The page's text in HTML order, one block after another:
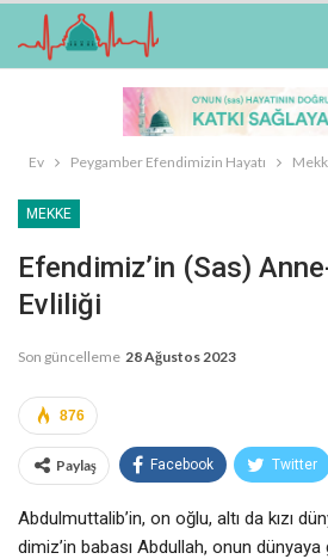
Ev Peygamber Efendimizin Hayatı
MEKKE
Efendimiz’in (sas)
Evliliği
Son güncelleme 28 Ağustos 2023
876
Paylaş Facebook Twitter
Abdulmuttalib’in, on oğlu, altı da kızı
dimiz’in babası Abdullah, onun